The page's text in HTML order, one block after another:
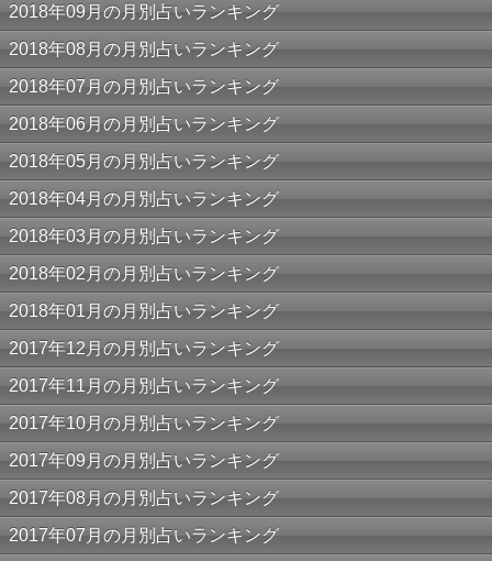
2018年09月の月別占いランキング
2018年08月の月別占いランキング
2018年07月の月別占いランキング
2018年06月の月別占いランキング
2018年05月の月別占いランキング
2018年04月の月別占いランキング
2018年03月の月別占いランキング
2018年02月の月別占いランキング
2018年01月の月別占いランキング
2017年12月の月別占いランキング
2017年11月の月別占いランキング
2017年10月の月別占いランキング
2017年09月の月別占いランキング
2017年08月の月別占いランキング
2017年07月の月別占いランキング